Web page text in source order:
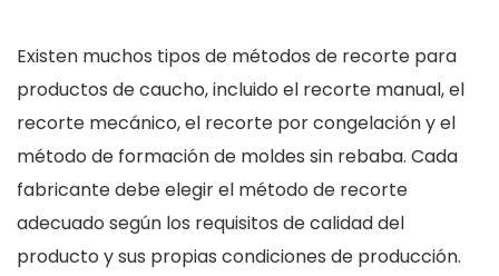
Existen muchos tipos de métodos de recorte para
productos de caucho, incluido el recorte manual, el
recorte mecánico, el recorte por congelación y el
método de formación de moldes sin rebaba. Cada
fabricante debe elegir el método de recorte
adecuado según los requisitos de calidad del
producto y sus propias condiciones de producción.